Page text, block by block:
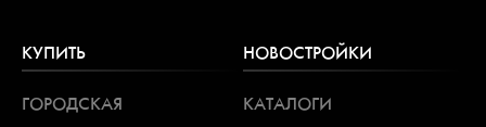
КУПИТЬ
ГОРОДСКАЯ
НОВОСТРОЙКИ
КАТАЛОГИ